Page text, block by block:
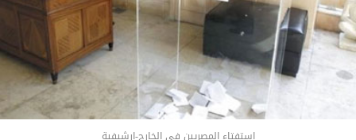
استفتاء المصريين في الخارج-ارشيفية